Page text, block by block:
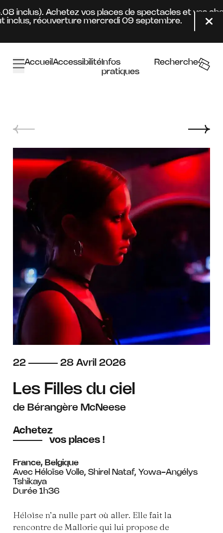
inclus). Achetez vos places de spectacles et vos
réouverture mercredi 09 septembre.
AccueilAccessibilitéInfos
pratiques
Recherche
du
22 au
28 avril
Avril 2026
Les Filles du ciel
de Bérangère McNeese
Achetez
vos places !
France, Belgique
Avec Héloïse Volle, Shirel Nataf, Yowa-Angélys
Tshikaya
Durée 1h36
Héloïse n’a nulle part où aller. Elle fait la
rencontre de Mallorie qui lui propose de